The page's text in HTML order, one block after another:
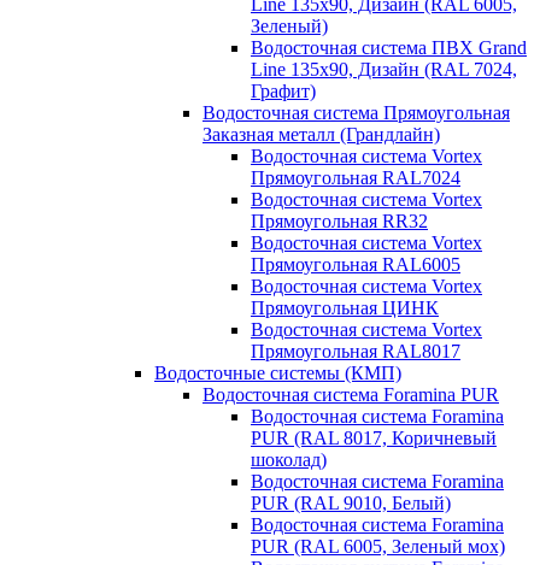
Зеленый)
Водосточная система ПВХ Grand
Line 135х90, Дизайн (RAL 7024,
Графит)
Водосточная система Прямоугольная
Заказная металл (Грандлайн)
Водосточная система Vortex
Прямоугольная RAL7024
Водосточная система Vortex
Прямоугольная RR32
Водосточная система Vortex
Прямоугольная RAL6005
Водосточная система Vortex
Прямоугольная ЦИНК
Водосточная система Vortex
Прямоугольная RAL8017
Водосточные системы (КМП)
Водосточная система Foramina PUR
Водосточная система Foramina
PUR (RAL 8017, Коричневый
шоколад)
Водосточная система Foramina
PUR (RAL 9010, Белый)
Водосточная система Foramina
PUR (RAL 6005, Зеленый мох)